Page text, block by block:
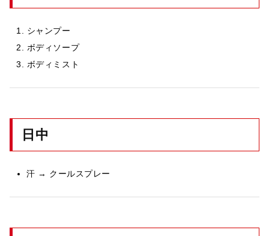
シャンプー
ボディソープ
ボディミスト
日中
汗 → クールスプレー